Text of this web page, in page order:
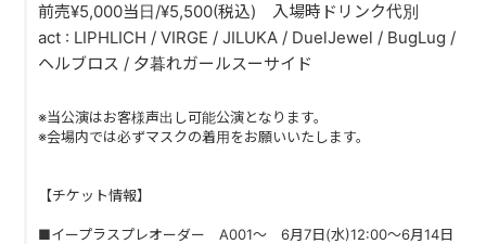
VIDEO
DISCOGRAPHY
BLOG
前売¥5,000当日/¥5,500(税込) 入場時ドリンク代別
act : LIPHLICH / VIRGE / JILUKA / DuelJewel / BugLug /
ヘルブロス / 夕暮れガールスーサイド
※当公演はお客様声出し可能公演となります。
※会場内では必ずマスクの着用をお願いいたします。
【チケット情報】
■イープラスプレオーダー A001〜 6月7日(水)12:00～6月14日